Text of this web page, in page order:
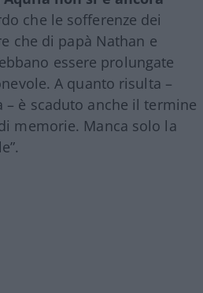
che le sofferenze dei
che di papà Nathan e
essere prolungate
A quanto risulta –
è scaduto anche il termine
memorie. Manca solo la